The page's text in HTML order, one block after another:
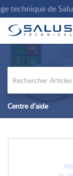
technique de
Centre d’aide